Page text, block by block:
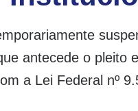
antecede o pleito
a Lei Federal nº